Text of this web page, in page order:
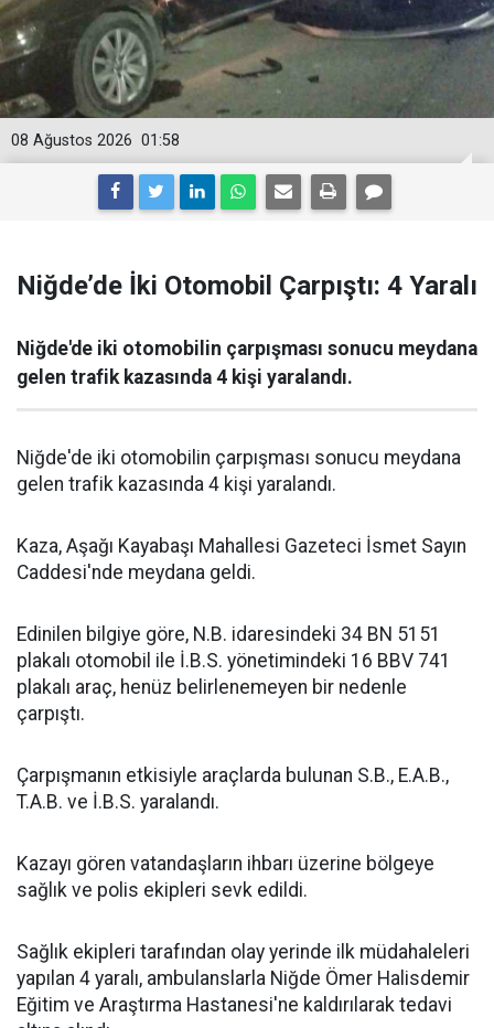
01:58
08 Ağustos 2026
Niğde’de İki Otomobil Çarpıştı: 4 Yaralı
Niğde'de iki otomobilin çarpışması sonucu meydana
gelen trafik kazasında 4 kişi yaralandı.
Niğde'de iki otomobilin çarpışması sonucu meydana
gelen trafik kazasında 4 kişi yaralandı.
Kaza, Aşağı Kayabaşı Mahallesi Gazeteci İsmet Sayın
Caddesi'nde meydana geldi.
Edinilen bilgiye göre, N.B. idaresindeki 34 BN 5151
plakalı otomobil ile İ.B.S. yönetimindeki 16 BBV 741
plakalı araç, henüz belirlenemeyen bir nedenle
çarpıştı.
Çarpışmanın etkisiyle araçlarda bulunan S.B., E.A.B.,
T.A.B. ve İ.B.S. yaralandı.
Kazayı gören vatandaşların ihbarı üzerine bölgeye
sağlık ve polis ekipleri sevk edildi.
Sağlık ekipleri tarafından olay yerinde ilk müdahaleleri
yapılan 4 yaralı, ambulanslarla Niğde Ömer Halisdemir
Eğitim ve Araştırma Hastanesi'ne kaldırılarak tedavi